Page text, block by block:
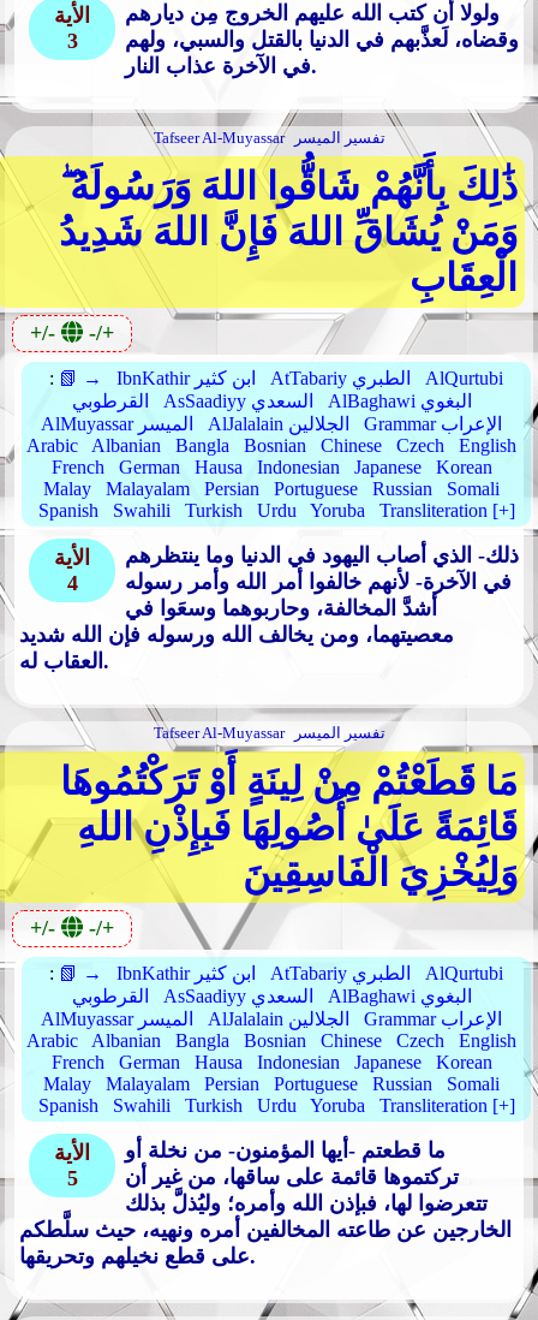
الأية
3
ولولا أن كتب الله عليهم الخروج مِن ديارهم
وقضاه، لَعذَّبهم في الدنيا بالقتل والسبي، ولهم
في الآخرة عذاب النار.
Tafseer Al-Muyassar تفسير الميسر
ذَٰلِكَ بِأَنَّهُمْ شَاقُّوا اللهَ وَرَسُولَهُ ۖ
وَمَنْ يُشَاقِّ اللهَ فَإِنَّ اللهَ شَدِيدُ
الْعِقَابِ
+/- -/+
: 📗 → IbnKathir ابن كثير AtTabariy الطبري
AlQurtubi
القرطوبي
AsSaadiyy السعدي
AlBaghawi البغوي
AlMuyassar الميسر
AlJalalain الجلالين
Grammar الإعراب
Arabic
Albanian Bangla Bosnian Chinese Czech
English
French
German Hausa Indonesian Japanese
Korean
Malay
Malayalam Persian Portuguese Russian
Somali
Spanish
Swahili Turkish Urdu Yoruba Transliteration [+]
الأية
4
ذلك- الذي أصاب اليهود في الدنيا وما ينتظرهم
في الآخرة- لأنهم خالفوا أمر الله وأمر رسوله
أشدَّ المخالفة، وحاربوهما وسعَوا في
معصيتهما، ومن يخالف الله ورسوله فإن الله شديد
العقاب له.
Tafseer Al-Muyassar تفسير الميسر
مَا قَطَعْتُمْ مِنْ لِينَةٍ أَوْ تَرَكْتُمُوهَا
قَائِمَةً عَلَىٰ أُصُولِهَا فَبِإِذْنِ اللهِ
وَلِيُخْزِيَ الْفَاسِقِينَ
+/- -/+
: 📗 → IbnKathir ابن كثير AtTabariy الطبري
AlQurtubi
القرطوبي
AsSaadiyy السعدي
AlBaghawi البغوي
AlMuyassar الميسر
AlJalalain الجلالين
Grammar الإعراب
Arabic
Albanian Bangla Bosnian Chinese Czech
English
French
German Hausa Indonesian Japanese
Korean
Malay
Malayalam Persian Portuguese Russian
Somali
Spanish
Swahili Turkish Urdu Yoruba Transliteration [+]
الأية
5
ما قطعتم -أيها المؤمنون- من نخلة أو
تركتموها قائمة على ساقها، من غير أن
تتعرضوا لها، فبإذن الله وأمره؛ وليُذلَّ بذلك
الخارجين عن طاعته المخالفين أمره ونهيه، حيث سلَّطكم
على قطع نخيلهم وتحريقها.